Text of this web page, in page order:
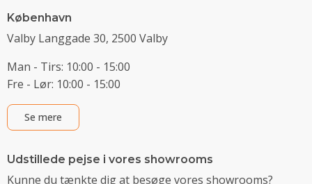
København
Valby Langgade 30, 2500 Valby
Man - Tirs: 10:00 - 15:00
Fre - Lør: 10:00 - 15:00
Se mere
Udstillede pejse i vores showrooms
Kunne du tænkte dig at besøge vores showrooms?